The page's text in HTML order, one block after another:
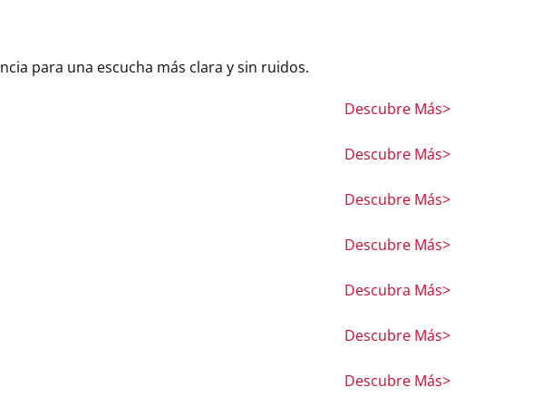
para una escucha más clara y sin ruidos.
Descubre Más>
Descubre Más>
Descubre Más>
Descubre Más>
Descubra Más>
Descubre Más>
Descubre Más>